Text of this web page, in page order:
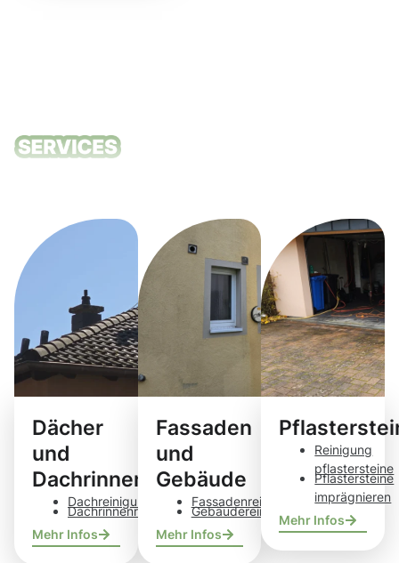
Dächer
und
Dachrinnen
Dachreinigung
Dachrinnenreinigung
Mehr Infos
Fassaden
und
Gebäude
Fassadenreinigung
Gebäudereinigung
Mehr Infos
Reinigung
pflastersteine
Pflastersteine
imprägnieren
Mehr Infos